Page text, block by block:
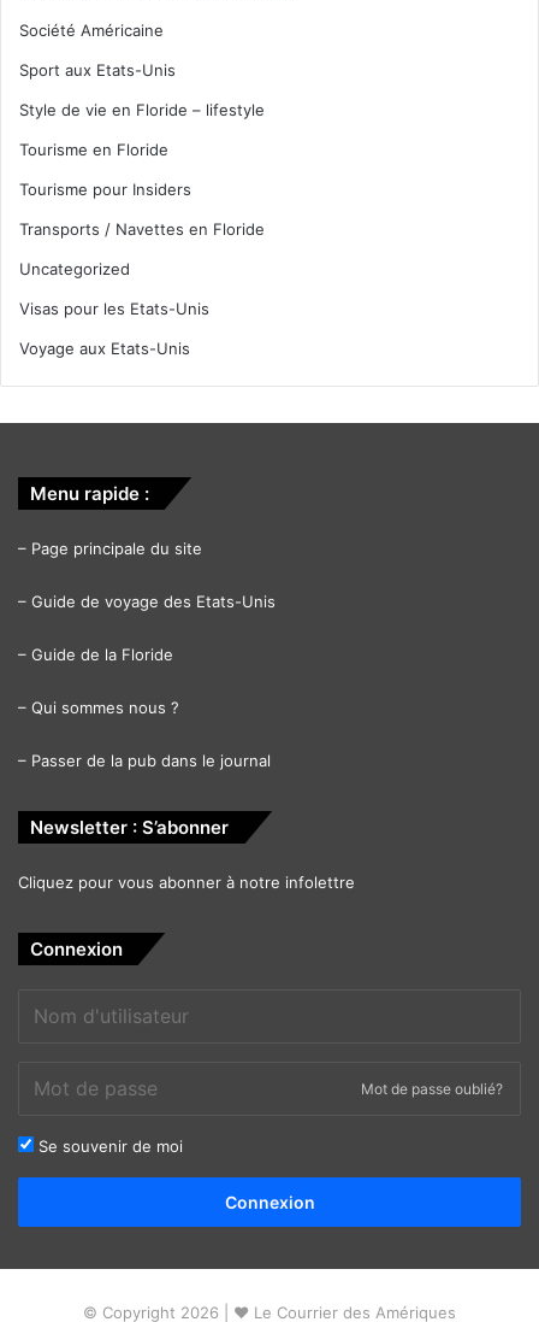
Société Américaine
Sport aux Etats-Unis
Style de vie en Floride – lifestyle
Tourisme en Floride
Tourisme pour Insiders
Transports / Navettes en Floride
Uncategorized
Visas pour les Etats-Unis
Voyage aux Etats-Unis
Menu rapide :
– Page principale du site
– Guide de voyage des Etats-Unis
– Guide de la Floride
– Qui sommes nous ?
– Passer de la pub dans le journal
Newsletter : S’abonner
Cliquez pour vous abonner à notre infolettre
Connexion
Mot de passe oublié?
Se souvenir de moi
Connexion
© Copyright 2026 | ❤ Le Courrier des Amériques